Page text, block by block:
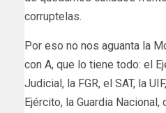
corruptelas.
Por eso no nos aguanta la
con A, que lo tiene todo: el
Judicial, la FGR, el SAT, la
Ejército, la Guardia